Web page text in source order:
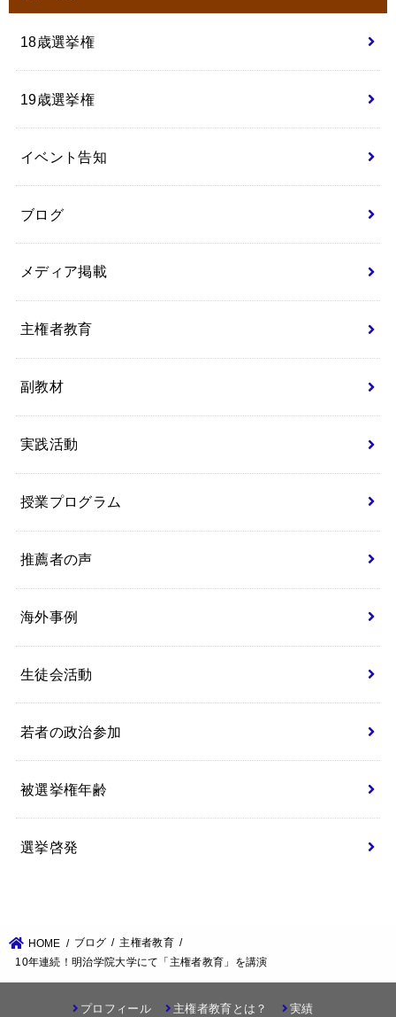
18歳選挙権
19歳選挙権
イベント告知
ブログ
メディア掲載
主権者教育
副教材
実践活動
授業プログラム
推薦者の声
海外事例
生徒会活動
若者の政治参加
被選挙権年齢
選挙啓発
HOME ブログ
主権者教育
10年連続！明治学院大学にて「主権者教育」を講演
プロフィール 主権者教育とは？ 実績